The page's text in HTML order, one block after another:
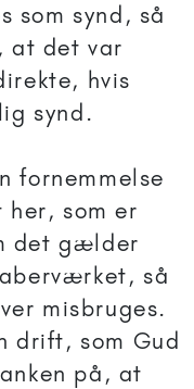
som synd, så
at det var
hvis
synd.
fornemmelse
som er
det gælder
så
misbruges.
drift, som Gud
på, at